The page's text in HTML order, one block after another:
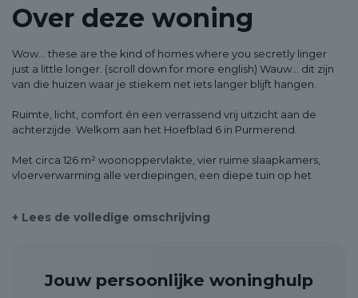
Over deze woning
Wow... these are the kind of homes where you secretly linger
just a little longer. (scroll down for more english) Wauw... dit zijn
van die huizen waar je stiekem net iets langer blijft hangen.
Ruimte, licht, comfort én een verrassend vrij uitzicht aan de
achterzijde. Welkom aan het Hoefblad 6 in Purmerend.
Met circa 126 m² woonoppervlakte, vier ruime slaapkamers,
vloerverwarming alle verdiepingen, een diepe tuin op het
modern gezin zich kan wensen.
en groen uitzicht dat bijna parkachtig aanvoelt. Een zeldzame
+ Lees de volledige omschrijving
Jouw persoonlijke woninghulp